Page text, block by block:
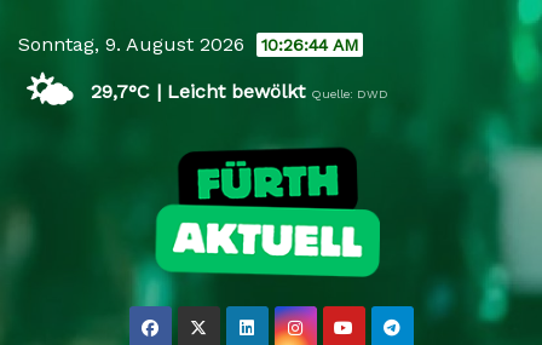
content
Sonntag, 9. August 2026 10:26:45 AM
🌤️ 29,7°C | Leicht bewölkt Quelle: DWD